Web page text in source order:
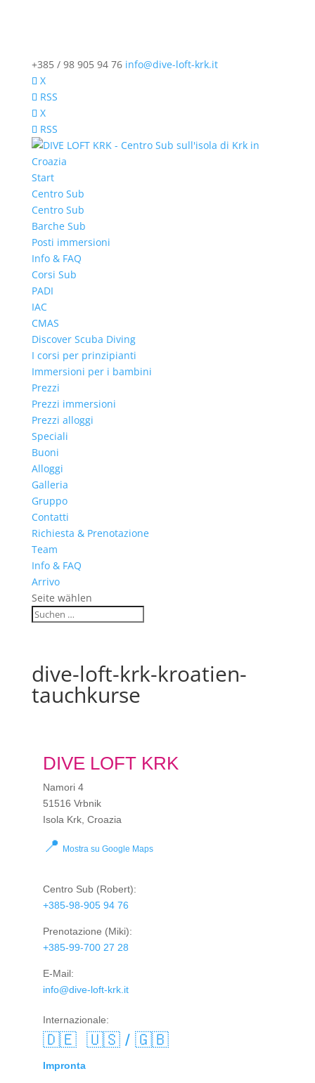
+385 / 98 905 94 76 info@dive-loft-krk.it
X
RSS
X
RSS
Start
Centro Sub
Centro Sub
Barche Sub
Posti immersioni
Info & FAQ
Corsi Sub
PADI
IAC
CMAS
Discover Scuba Diving
I corsi per prinzipianti
Immersioni per i bambini
Prezzi
Prezzi immersioni
Prezzi alloggi
Speciali
Buoni
Alloggi
Galleria
Gruppo
Contatti
Richiesta & Prenotazione
Team
Info & FAQ
Arrivo
Seite wählen
dive-loft-krk-kroatien-
tauchkurse
DIVE LOFT KRK
Namori 4
51516 Vrbnik
Isola Krk, Croazia
📍 Mostra su Google Maps
Centro Sub(Robert):
+385-98-905 94 76
Prenotazione (Miki):
+385-99-700 27 28
E-Mail:
info@dive-loft-krk.it
Internazionale:
🇩🇪 🇺🇸 / 🇬🇧
Impronta